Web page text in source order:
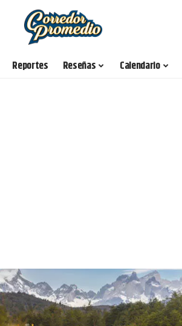
Reportes Reseñas Calendario